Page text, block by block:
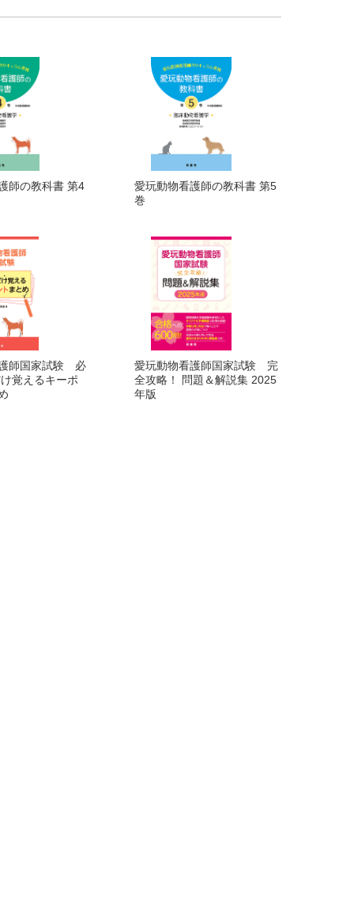
師の教科書 第4
愛玩動物看護師の教科書 第5
巻
師国家試験 必
覚えるキーポ
愛玩動物看護師国家試験 完
全攻略！ 問題＆解説集 2025
年版